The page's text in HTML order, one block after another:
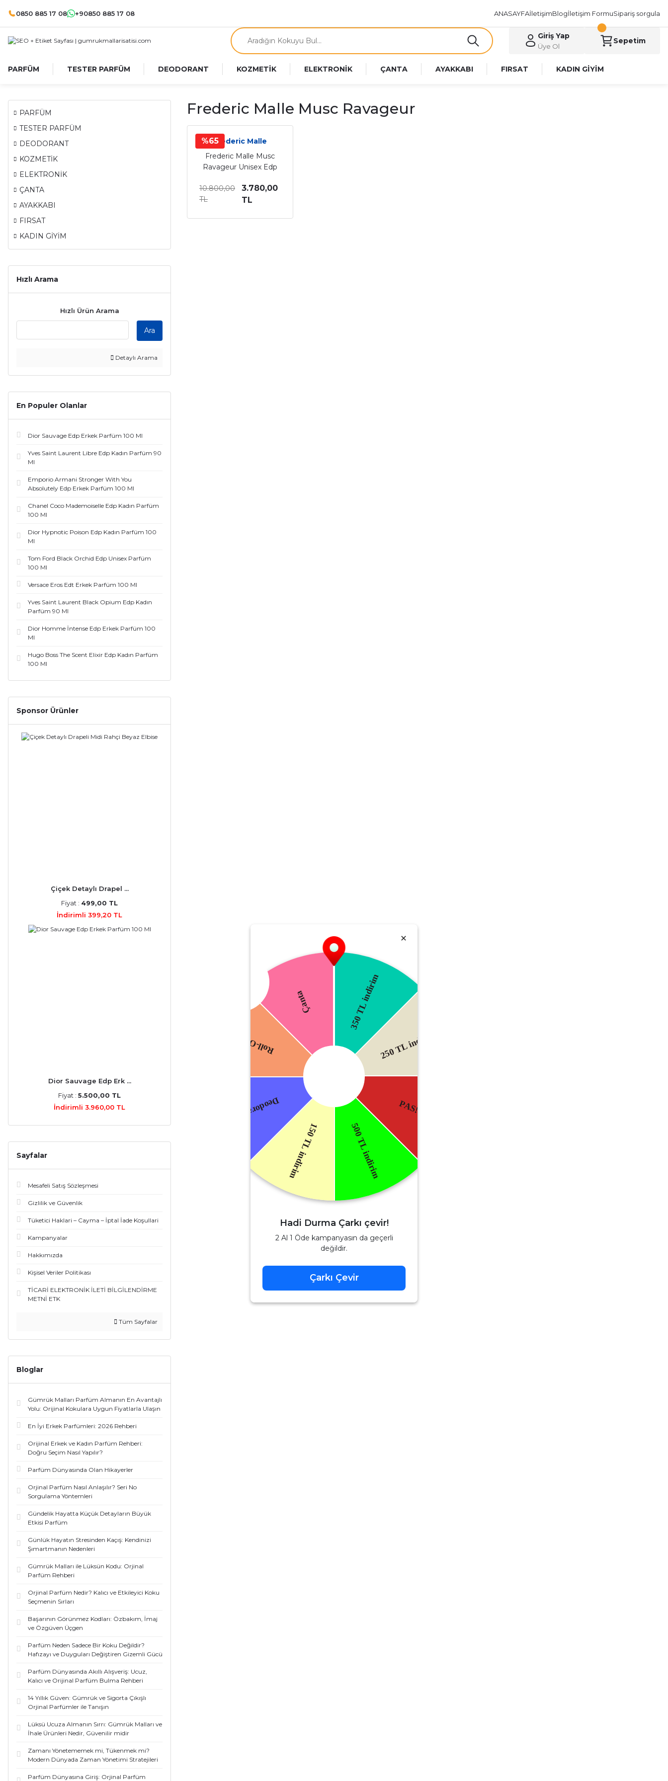
0850 885 17 08 +90850 885 17 08 ANASAYFAİletişimBlogİletişim FormuSipariş sorgula
Giriş Yap
Üye Ol
Sepetim
PARFÜM TESTER PARFÜM DEODORANT KOZMETİK ELEKTRONİK ÇANTA AYAKKABI FIRSAT KADIN GİYİM
PARFÜM
TESTER PARFÜM
DEODORANT
KOZMETİK
ELEKTRONİK
ÇANTA
AYAKKABI
FIRSAT
KADIN GİYİM
Hızlı Arama
Hızlı Ürün Arama
Ara
Detaylı Arama
En Populer Olanlar
Dior Sauvage Edp Erkek Parfüm 100 Ml
Yves Saint Laurent Libre Edp Kadın Parfüm 90
Ml
Emporio Armani Stronger With You
Absolutely Edp Erkek Parfüm 100 Ml
Chanel Coco Mademoiselle Edp Kadın Parfüm
100 Ml
Dior Hypnotic Poison Edp Kadın Parfüm 100
Ml
Tom Ford Black Orchid Edp Unisex Parfüm
100 Ml
Versace Eros Edt Erkek Parfüm 100 Ml
Yves Saint Laurent Black Opium Edp Kadın
Parfüm 90 Ml
Dior Homme İntense Edp Erkek Parfüm 100
Ml
Hugo Boss The Scent Elixir Edp Kadın Parfüm
100 Ml
Sponsor Ürünler
Çiçek Detaylı Drapel ...
Fiyat : 499,00 TL
İndirimli 399,20 TL
Dior Sauvage Edp Erk ...
Fiyat : 5.500,00 TL
İndirimli 3.960,00 TL
Sayfalar
Mesafeli Satış Sözleşmesi
Gizlilik ve Güvenlik
Tüketici Haklari – Cayma – İptal İade Koşullari
Kampanyalar
Hakkımızda
Kişisel Veriler Politikası
TİCARİ ELEKTRONİK İLETİ BİLGİLENDİRME
METNİ ETK
Tüm Sayfalar
Bloglar
Gümrük Malları Parfüm Almanın En Avantajlı
Yolu: Orijinal Kokulara Uygun Fiyatlarla Ulaşın
En İyi Erkek Parfümleri: 2026 Rehberi
Orijinal Erkek ve Kadın Parfüm Rehberi:
Doğru Seçim Nasıl Yapılır?
Parfüm Dünyasında Olan Hikayerler
Orjinal Parfüm Nasıl Anlaşılır? Seri No
Sorgulama Yöntemleri
Gündelik Hayatta Küçük Detayların Büyük
Etkisi Parfüm
Günlük Hayatın Stresinden Kaçış: Kendinizi
Şımartmanın Nedenleri
Gümrük Malları ile Lüksün Kodu: Orjinal
Parfüm Rehberi
Orjinal Parfüm Nedir? Kalıcı ve Etkileyici Koku
Seçmenin Sırları
Başarının Görünmez Kodları: Özbakım, İmaj
ve Özgüven Üçgen
Parfüm Neden Sadece Bir Koku Değildir?
Hafızayı ve Duyguları Değiştiren Gizemli Gücü
Parfüm Dünyasında Akıllı Alışveriş: Ucuz,
Kalıcı ve Orijinal Parfüm Bulma Rehberi
14 Yıllık Güven: Gümrük ve Sigorta Çıkışlı
Orjinal Parfümler ile Tanışın
Lüksü Ucuza Almanın Sırrı: Gümrük Malları ve
İhale Ürünleri Nedir, Güvenilir midir
Zamanı Yönetememek mi, Tükenmek mi?
Modern Dünyada Zaman Yönetimi Stratejileri
Parfüm Dünyasına Giriş: Orjinal Parfüm
Frederic Malle Musc Ravageur
%65Frederic Malle
Frederic Malle Musc
Ravageur Unisex Edp
10.800,00
TL
3.780,00
TL
Hadi Durma Çarkı çevir!
2 Al 1 Öde kampanyasın da geçerli
değildir.
Çarkı Çevir